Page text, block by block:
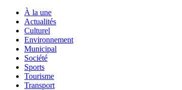
À la une
Actualités
Culturel
Environnement
Municipal
Société
Sports
Tourisme
Transport